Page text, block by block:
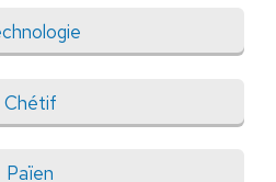
Chétif
Païen